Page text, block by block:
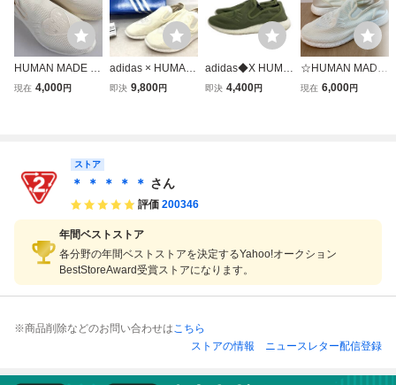
HUMAN MADE ×
adidas*ヒューマ
ー ローカット ス
リッポン GX5203
現在 4,000円
adidas × HUMAN
MADE/アディダス
268
即決 9,800円
adidas◆X HUMA
N MADE SLIP-ON
即決 4,400円
☆HUMAN MADE
× adidas ヒューマ
現在 6,000円
ストア
＊ ＊ ＊ ＊ ＊ さん
評価 200346
年間ベストストア
各分野の年間ベストストアを決定するYahoo!オークション
BestStoreAward受賞ストアになります。
※商品削除などのお問い合わせはこちら
ストアの情報
ニュースレター配信登録